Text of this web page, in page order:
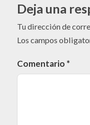
Deja una
Tu dirección de
Los campos
Comentario *